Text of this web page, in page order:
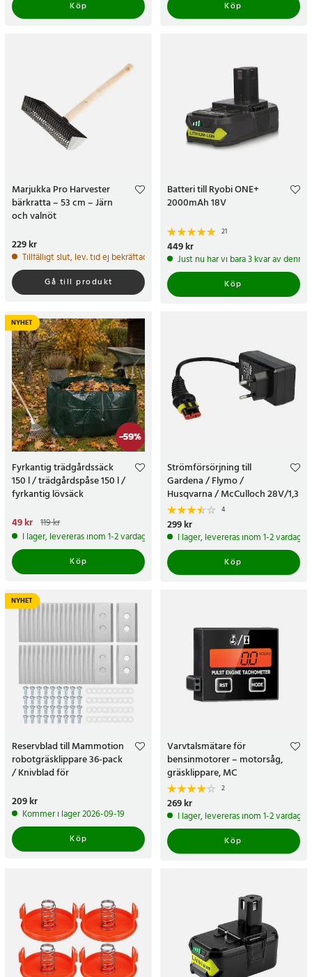
Köp
Köp
Marjukka Pro Harvester
bärkratta – 53 cm – Järn
och valnöt
Pris:229 kr
229 kr
Tillfälligt slut, lev. tid ej bekräftad.
Gå till produkt
Batteri till Ryobi ONE+
2000mAh 18V
21
Pris:449 kr
449 kr
Just nu har vi bara 3 kvar av denna
Köp
-59%
NYHET
Fyrkantig trädgårdssäck
150 l / trädgårdspåse 150 l /
fyrkantig lövsäck
Nuvarande pris
pris:119 kr
49 kr 119 kr
I lager, levereras inom 1-2 vardagar
Köp
Strömförsörjning till
Gardena / Flymo /
Husqvarna / McCulloch 28V/1,3
A 36,4W
4
Pris:299 kr
299 kr
I lager, levereras inom 1-2 vardagar
Köp
NYHET
Reservblad till Mammotion
robotgräsklippare 36-pack
/ Knivblad för
Pris:209 kr
209 kr
Kommer i lager 2026-09-19
Köp
Varvtalsmätare för
bensinmotorer – motorsåg,
gräsklippare, MC
2
Pris:269 kr
269 kr
I lager, levereras inom 1-2 vardagar
Köp